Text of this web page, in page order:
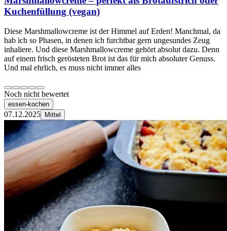
Kuchenfüllung (vegan)
Diese Marshmallowcreme ist der Himmel auf Erden! Manchmal, da
hab ich so Phasen, in denen ich furchtbar gern ungesundes Zeug
inhaliere. Und diese Marshmallowcreme gehört absolut dazu. Denn
auf einem frisch gerösteten Brot ist das für mich absoluter Genuss.
Und mal ehrlich, es muss nicht immer alles
Noch nicht bewertet
essen-kochen
07.12.2025 Mittel